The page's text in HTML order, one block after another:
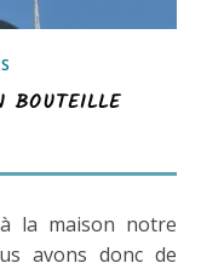
BOUTEILLE
avons donc de